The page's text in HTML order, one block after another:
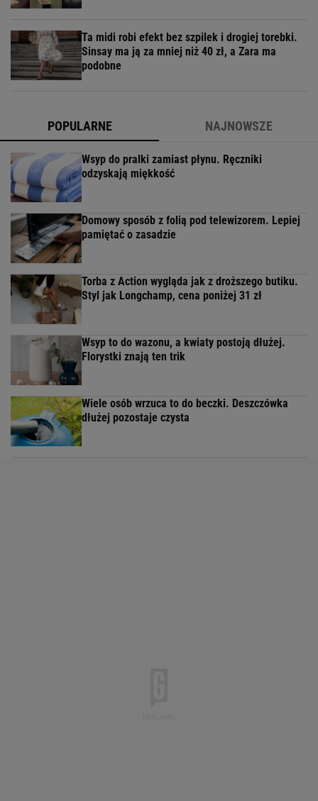
Ta midi robi efekt bez szpilek i drogiej torebki.
Sinsay ma ją za mniej niż 40 zł, a Zara ma
podobne
POPULARNE NAJNOWSZE
Wsyp do pralki zamiast płynu. Ręczniki
odzyskają miękkość
Domowy sposób z folią pod telewizorem. Lepiej
pamiętać o zasadzie
Torba z Action wygląda jak z droższego butiku.
Styl jak Longchamp, cena poniżej 31 zł
Wsyp to do wazonu, a kwiaty postoją dłużej.
Florystki znają ten trik
Wiele osób wrzuca to do beczki. Deszczówka
dłużej pozostaje czysta